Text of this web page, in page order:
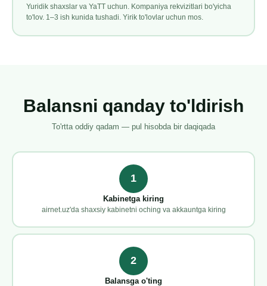
Yuridik shaxslar va YaTT uchun. Kompaniya rekvizitlari bo'yicha
to'lov. 1–3 ish kunida tushadi. Yirik to'lovlar uchun mos.
Balansni qanday to'ldirish
To'rtta oddiy qadam — pul hisobda bir daqiqada
1
Kabinetga kiring
airnet.uz'da shaxsiy kabinetni oching va akkauntga kiring
2
Balansga o'ting